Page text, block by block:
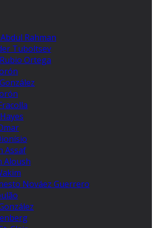
Rahman
Tuboltsev
Ortega
Assaf
Aloush
Nováez Guerrero